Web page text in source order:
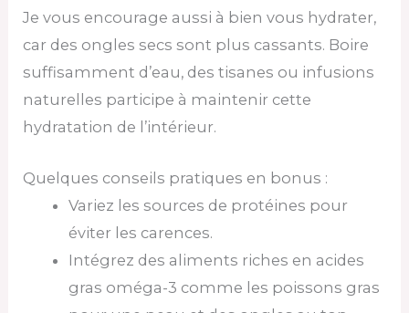
Je vous encourage aussi à bien vous hydrater,
car des ongles secs sont plus cassants. Boire
suffisamment d’eau, des tisanes ou infusions
naturelles participe à maintenir cette
hydratation de l’intérieur.
Quelques conseils pratiques en bonus :
Variez les sources de protéines pour
éviter les carences.
Intégrez des aliments riches en acides
gras oméga-3 comme les poissons gras